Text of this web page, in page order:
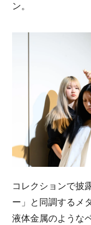
ン。
コレクションで披
ー」と同調するメ
液体金属のような